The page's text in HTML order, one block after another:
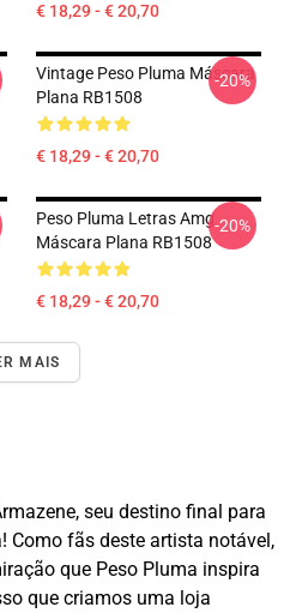
€ 18,29 - € 20,70
Vintage Peso Pluma Máscara
Plana RB1508
€ 18,29 - € 20,70
-20%
Peso Pluma Letras Amg
Máscara Plana RB1508
€ 18,29 - € 20,70
-20%
MAIS
seu destino final para
Como fãs deste artista notável,
que Peso Pluma inspira
que criamos uma loja